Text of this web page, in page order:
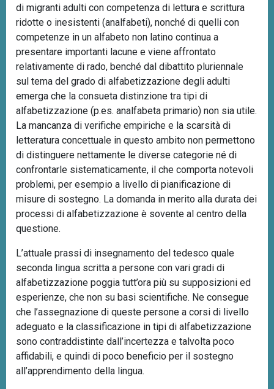
di migranti adulti con competenza di lettura e scrittura
ridotte o inesistenti (analfabeti), nonché di quelli con
competenze in un alfabeto non latino continua a
presentare importanti lacune e viene affrontato
relativamente di rado, benché dal dibattito pluriennale
sul tema del grado di alfabetizzazione degli adulti
emerga che la consueta distinzione tra tipi di
alfabetizzazione (p.es. analfabeta primario) non sia utile.
La mancanza di verifiche empiriche e la scarsità di
letteratura concettuale in questo ambito non permettono
di distinguere nettamente le diverse categorie né di
confrontarle sistematicamente, il che comporta notevoli
problemi, per esempio a livello di pianificazione di
misure di sostegno. La domanda in merito alla durata dei
processi di alfabetizzazione è sovente al centro della
questione.
L’attuale prassi di insegnamento del tedesco quale
seconda lingua scritta a persone con vari gradi di
alfabetizzazione poggia tutt’ora più su supposizioni ed
esperienze, che non su basi scientifiche. Ne consegue
che l’assegnazione di queste persone a corsi di livello
adeguato e la classificazione in tipi di alfabetizzazione
sono contraddistinte dall’incertezza e talvolta poco
affidabili, e quindi di poco beneficio per il sostegno
all’apprendimento della lingua.